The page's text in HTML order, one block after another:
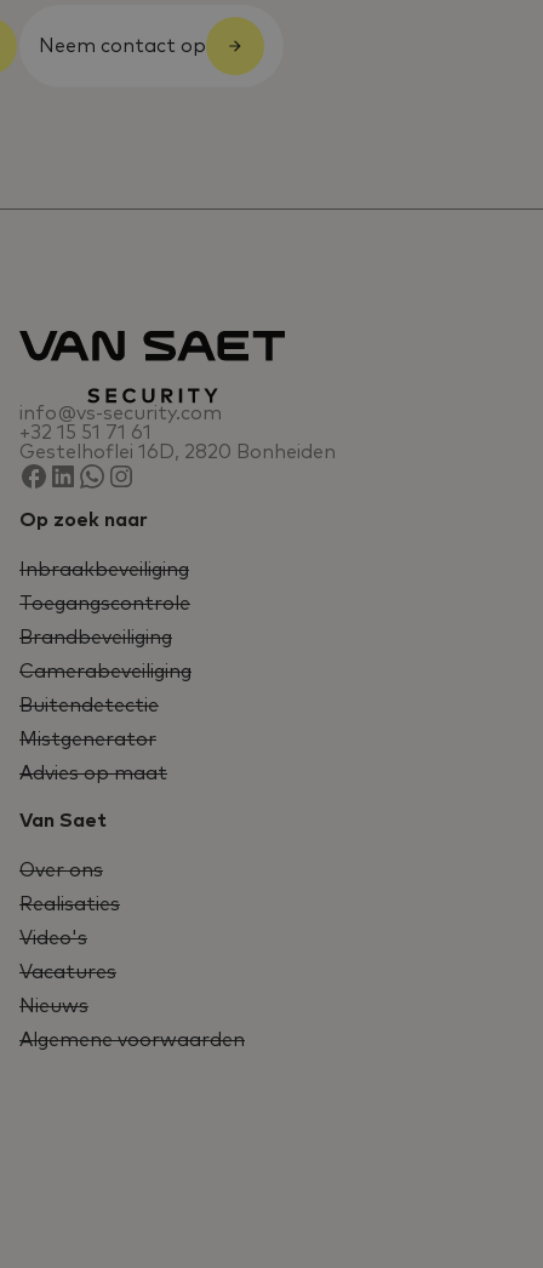
Neem contact op
info@vs-security.com
+32 15 51 71 61
Gestelhoflei 16D, 2820 Bonheiden
Op zoek naar
Inbraakbeveiliging
Toegangscontrole
Brandbeveiliging
Camerabeveiliging
Buitendetectie
Mistgenerator
Advies op maat
Van Saet
Over ons
Realisaties
Video's
Vacatures
Nieuws
Algemene voorwaarden